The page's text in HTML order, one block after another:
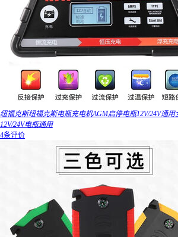
纽福克斯纽福克斯电瓶充电机AGM启停电瓶12V/24V通用
12V/24V电瓶通用
4条评价